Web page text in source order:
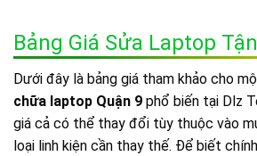
Bảng Giá Sửa Laptop
Dưới đây là bảng giá tham khảo cho
chữa laptop Quận 9 phổ biến tại Dlz
giá cả có thể thay đổi tùy thuộc vào
loại linh kiện cần thay thế. Để biết